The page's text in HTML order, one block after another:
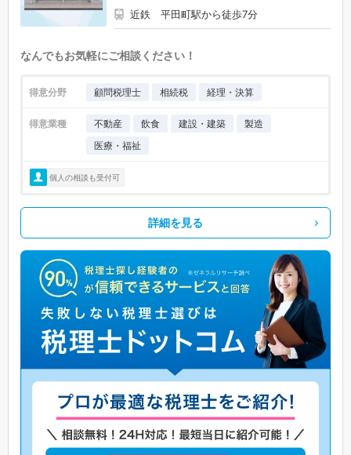
近鉄 平田町駅から徒歩7分
なんでもお気軽にご相談ください！
得意分野 顧問税理士 相続税 経理・決算
得意業種 不動産 飲食 建設・建築
製造
医療・福祉
個人の相談も受付可
詳細を見る